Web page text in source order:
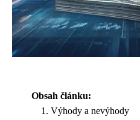
Obsah článku:
Výhody a nevýhody